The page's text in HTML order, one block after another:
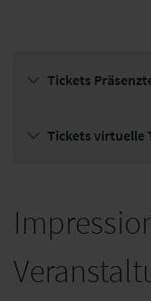
Tickets
Tickets virtuelle